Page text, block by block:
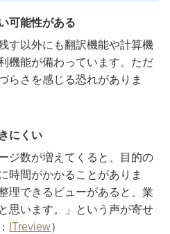
可能性がある
す以外にも翻訳機能や計算機
機能が備わっています。ただ
らさを感じる恐れがありま
にくい
ジ数が増えてくると、目的の
時間がかかることがありま
理できるビューがあると、業
思います。」という声が寄せ
ITreview）